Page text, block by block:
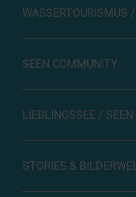
WASSERTOURISMUS
SEEN COMMUNITY
LIEBLINGSSEE / SEEN
STORIES &